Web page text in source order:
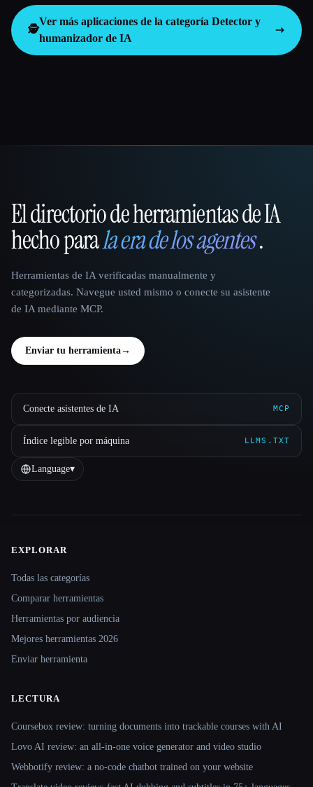
🕵️
Ver más aplicaciones de la categoría Detector y
humanizador de IA
That AI Collection
El directorio de herramientas de IA
hecho parala era de los agentes.
Herramientas de IA verificadas manualmente y
categorizadas. Navegue usted mismo o conecte su asistente
de IA mediante MCP.
Enviar tu herramienta→
Conecte asistentes de IA MCP
Índice legible por máquina LLMS.TXT
Language▾
Site navigation
EXPLORAR
Todas las categorías
Comparar herramientas
Herramientas por audiencia
Mejores herramientas 2026
Enviar herramienta
LECTURA
Coursebox review: turning documents into trackable courses with AI
Lovo AI review: an all-in-one voice generator and video studio
Webbotify review: a no-code chatbot trained on your website